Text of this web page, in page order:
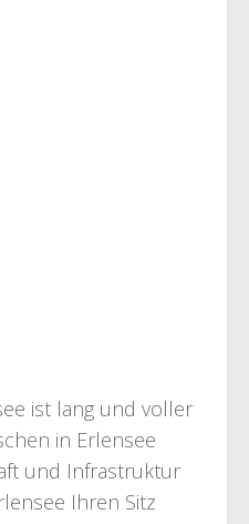
ist lang und voller
in Erlensee
und Infrastruktur
Ihren Sitz